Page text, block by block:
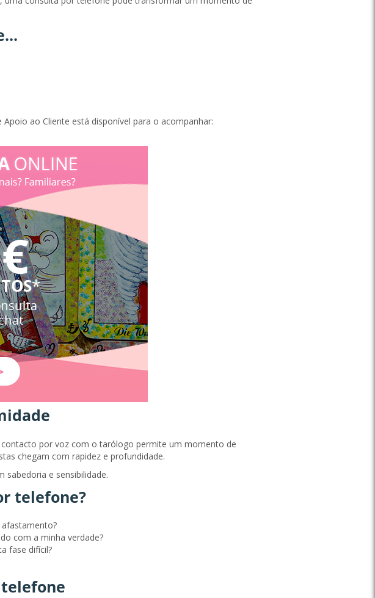
ao Cliente está disponível para o acompanhar:
por voz com o tarólogo permite um momento de
chegam com rapidez e profundidade.
sabedoria e sensibilidade.
telefone?
com a minha verdade?
fase difícil?